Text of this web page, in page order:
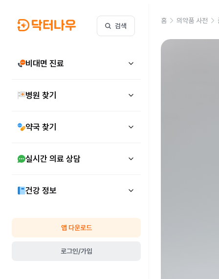
검색
비대면 진료
병원 찾기
약국 찾기
실시간 의료 상담
건강 정보
앱 다운로드
로그인/가입
홈 의약품 사전